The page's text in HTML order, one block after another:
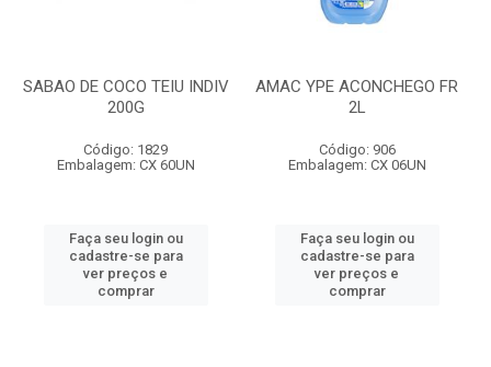
SABAO DE COCO TEIU INDIV
200G
Código: 1829
Embalagem: CX 60UN
Faça seu login ou
cadastre-se para
ver preços e
comprar
AMAC YPE ACONCHEGO FR
2L
Código: 906
Embalagem: CX 06UN
Faça seu login ou
cadastre-se para
ver preços e
comprar